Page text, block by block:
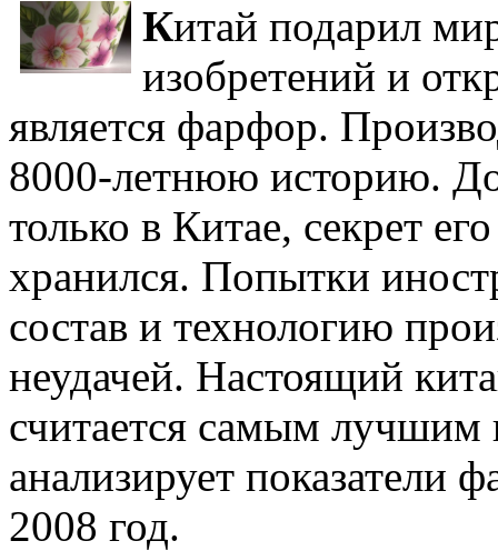
Китай подарил
изобретений и
является фарфор.
8000-летнюю историю.
только в Китае, секрет
хранился. Попытки
состав и технологию
неудачей. Настоящий
считается самым
анализирует показатели
2008 год.